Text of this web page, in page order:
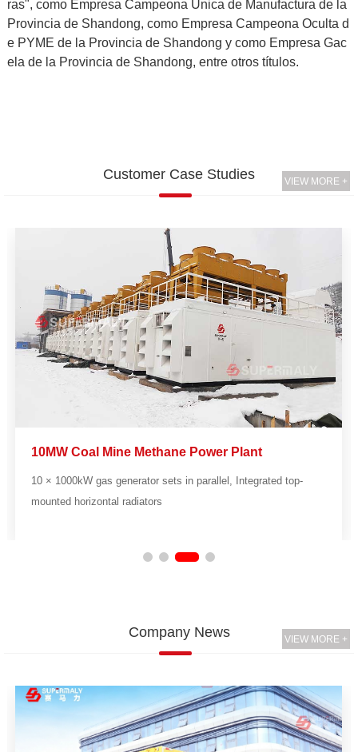
ras", como Empresa Campeona Única de Manufactura de la
Provincia de Shandong, como Empresa Campeona Oculta d
e PYME de la Provincia de Shandong y como Empresa Gac
ela de la Provincia de Shandong, entre otros títulos.
Customer Case Studies VIEW MORE +
10MW Coal Mine Methane Power Plant
10 × 1000kW gas generator sets in parallel, Integrated top-
mounted horizontal radiators
Company News VIEW MORE +